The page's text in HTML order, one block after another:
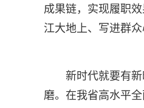
成果链，实现履职
江大地上、写进群众
新时代就要有
磨。在我省高水平